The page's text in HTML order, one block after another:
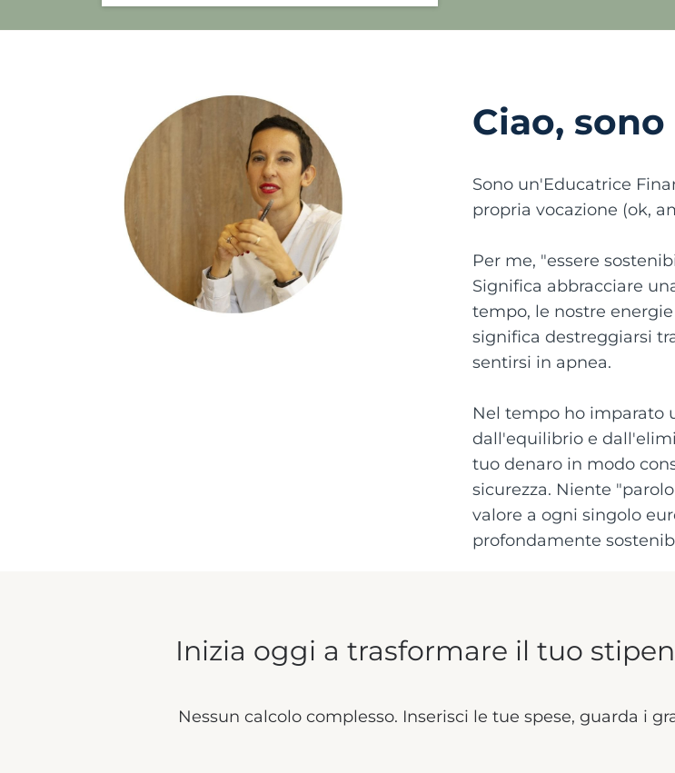
Ciao,
Sono un'Educatrice
propria vocazione (ok,
Per me, "essere
Significa abbracciare
tempo, le nostre
significa destreggiarsi
sentirsi in apnea.
Nel tempo ho imparato
dall'equilibrio e
tuo denaro in modo
sicurezza. Niente
valore a ogni singolo
profondamente
Inizia oggi a trasformare il tuo
Nessun calcolo complesso. Inserisci le tue spese, guarda i